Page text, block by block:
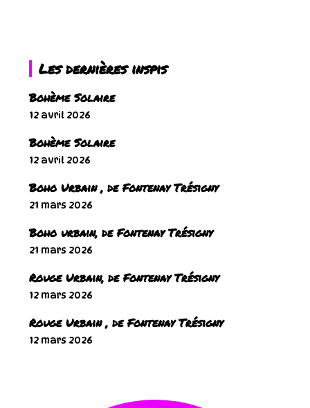
Les dernières inspis
Bohème Solaire
12 avril 2026
Bohème Solaire
12 avril 2026
Boho Urbain , de Fontenay Trésigny
21 mars 2026
Boho urbain, de Fontenay Trésigny
21 mars 2026
Rouge Urbain, de Fontenay Trésigny
12 mars 2026
Rouge Urbain , de Fontenay Trésigny
12 mars 2026